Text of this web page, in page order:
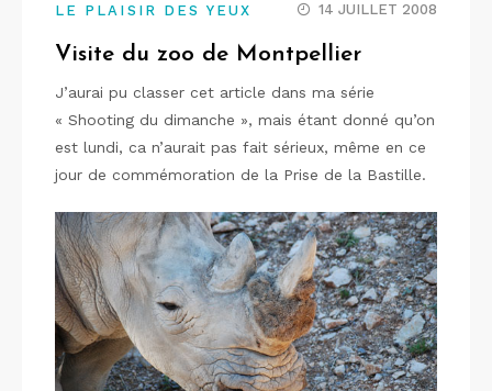
LE PLAISIR DES YEUX 14 JUILLET 2008
Visite du zoo de Montpellier
J’aurai pu classer cet article dans ma série
« Shooting du dimanche », mais étant donné qu’on
est lundi, ca n’aurait pas fait sérieux, même en ce
jour de commémoration de la Prise de la Bastille.